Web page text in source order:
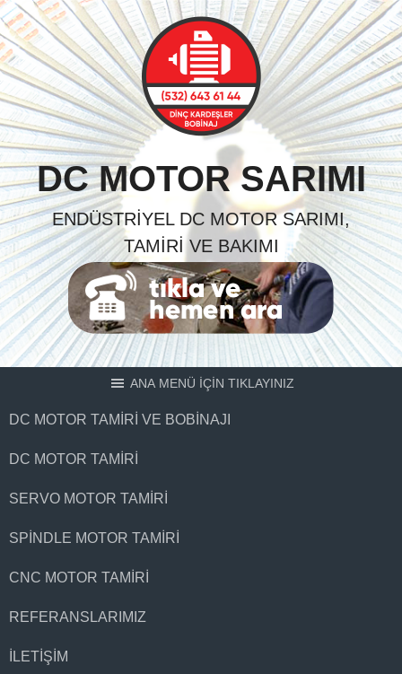
Skip
to
content
DC MOTOR SARIMI
ENDÜSTRIYEL DC MOTOR SARIMI,
TAMIRI VE BAKIMI
ANA MENÜ İÇİN TIKLAYINIZ
DC MOTOR TAMIRI VE BOBINAJI
DC MOTOR TAMIRI
SERVO MOTOR TAMIRI
SPINDLE MOTOR TAMIRI
CNC MOTOR TAMIRI
REFERANSLARIMIZ
İLETIŞIM